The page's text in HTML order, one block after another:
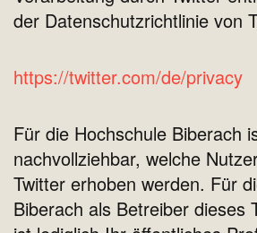
der Datenschutzrichtlinie von
https://twitter.com/de/privacy
Für die Hochschule Biberach
nachvollziehbar, welche
Twitter erhoben werden. Für
Biberach als Betreiber dieses